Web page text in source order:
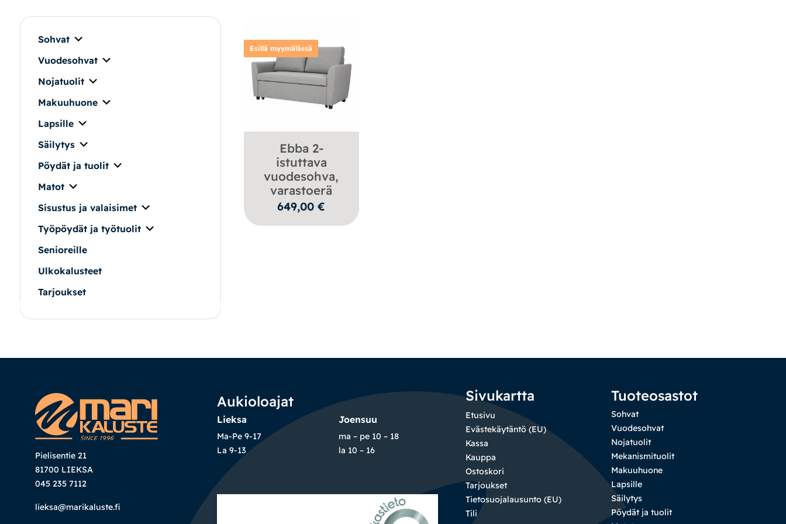
Pöydät ja tuolit
Säilytys
Työpöydät ja työtuolit
Matot
Ulkokalusteet
Valaisimet
Vuodesohvat
Senioreille
Sohvat
Vuodesohvat
Nojatuolit
Makuuhuone
Lapsille
Säilytys
Pöydät ja tuolit
Matot
Sisustus ja valaisimet
Työpöydät ja työtuolit
Senioreille
Ulkokalusteet
Tarjoukset
Esillä myymälässä
Ebba 2-
istuttava
vuodesohva,
varastoerä
649,00€
Pielisentie 21
81700 LIEKSA
045 235 7112
lieksa@marikaluste.fi
Aukioloajat
Lieksa
Ma-Pe 9-17
La 9-13
Joensuu
ma – pe 10 – 18
la 10 – 16
Sivukartta
Etusivu
Evästekäytäntö (EU)
Kassa
Kauppa
Ostoskori
Tarjoukset
Tietosuojalausunto (EU)
Tili
Tuoteosastot
Sohvat
Vuodesohvat
Nojatuolit
Mekanismituolit
Makuuhuone
Lapsille
Säilytys
Pöydät ja tuolit